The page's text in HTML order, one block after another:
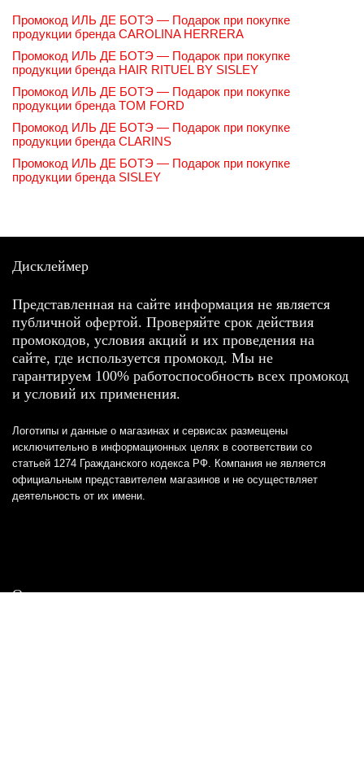
Промокод ИЛЬ ДЕ БОТЭ — Подарок при покупке
продукции бренда CAROLINA HERRERA
Промокод ИЛЬ ДЕ БОТЭ — Подарок при покупке
продукции бренда HAIR RITUEL BY SISLEY
Промокод ИЛЬ ДЕ БОТЭ — Подарок при покупке
продукции бренда TOM FORD
Промокод ИЛЬ ДЕ БОТЭ — Подарок при покупке
продукции бренда CLARINS
Промокод ИЛЬ ДЕ БОТЭ — Подарок при покупке
продукции бренда SISLEY
Дисклеймер
Представленная на сайте информация не является
публичной офертой. Проверяйте срок действия
промокодов, условия акций и их проведения на
сайте, где используется промокод. Мы не
гарантируем 100% работоспособность всех промокод
и условий их применения.
Логотипы и данные о магазинах и сервисах размещены
исключительно в информационных целях в соответствии со
статьей 1274 Гражданского кодекса РФ. Компания не является
официальным представителем магазинов и не осуществляет
деятельность от их имени.
Отказ от ответственности